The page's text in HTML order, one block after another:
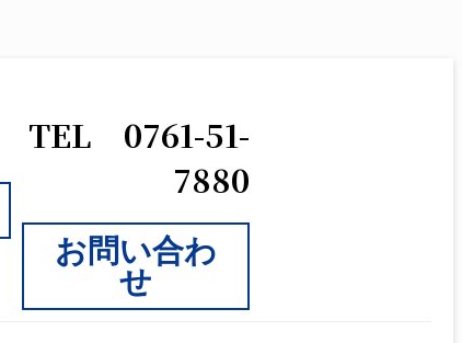
TEL 0761-51-
7880
お問い合わ
せ